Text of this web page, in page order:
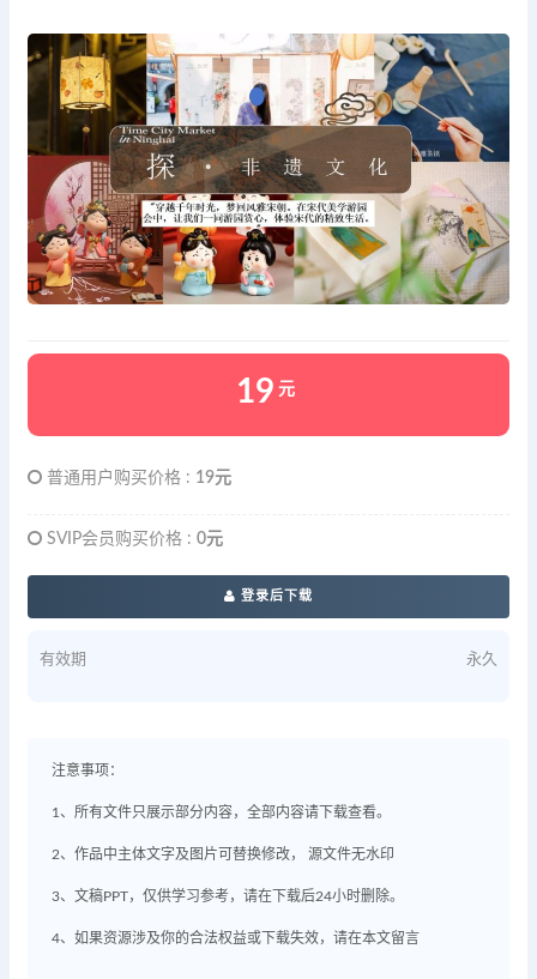
19 元
普通用户购买价格 : 19元
SVIP会员购买价格 : 0元
登录后下载
有效期 永久
注意事项：
1、所有文件只展示部分内容，全部内容请下载查看。
2、作品中主体文字及图片可替换修改， 源文件无水印
3、文稿PPT，仅供学习参考，请在下载后24小时删除。
4、如果资源涉及你的合法权益或下载失效，请在本文留言